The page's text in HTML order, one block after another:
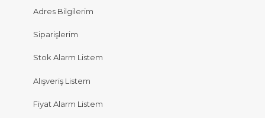
Adres Bilgilerim
Siparişlerim
Stok Alarm Listem
Alışveriş Listem
Fiyat Alarm Listem